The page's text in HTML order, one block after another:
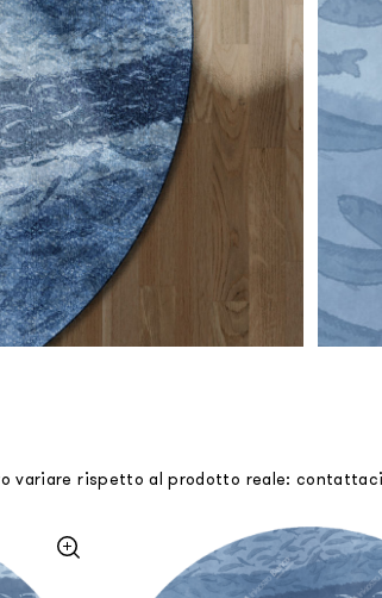
variare rispetto al prodotto reale: